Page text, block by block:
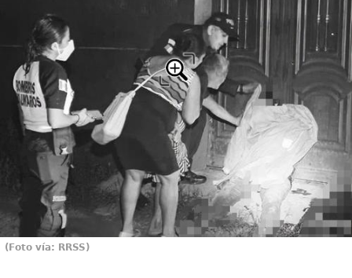
(Foto vía: RRSS)